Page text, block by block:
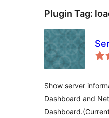
Plugin Tag:
Show server
Dashboard and